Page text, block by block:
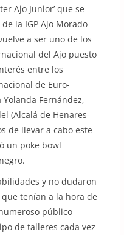
Ajo Junior’ que se
la IGP Ajo Morado
a ser uno de los
del Ajo puesto
entre los
de Euro-
Fernández,
(Alcalá de Henares-
de llevar a cabo este
un poke bowl
y no dudaron
tenían a la hora de
público
de talleres cada vez